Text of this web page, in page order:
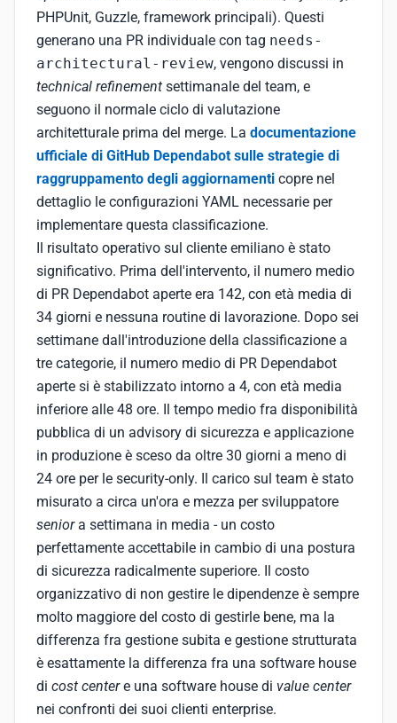
PHPUnit, Guzzle, framework principali). Questi
generano una PR individuale con tag needs-
architectural-review, vengono discussi in
technical refinement settimanale del team, e
seguono il normale ciclo di valutazione
architetturale prima del merge. La documentazione
ufficiale di GitHub Dependabot sulle strategie di
raggruppamento degli aggiornamenti copre nel
dettaglio le configurazioni YAML necessarie per
implementare questa classificazione.
Il risultato operativo sul cliente emiliano è stato
significativo. Prima dell'intervento, il numero medio
di PR Dependabot aperte era 142, con età media di
34 giorni e nessuna routine di lavorazione. Dopo sei
settimane dall'introduzione della classificazione a
tre categorie, il numero medio di PR Dependabot
aperte si è stabilizzato intorno a 4, con età media
inferiore alle 48 ore. Il tempo medio fra disponibilità
pubblica di un advisory di sicurezza e applicazione
in produzione è sceso da oltre 30 giorni a meno di
24 ore per le security-only. Il carico sul team è stato
misurato a circa un'ora e mezza per sviluppatore
seniora settimana in media - un costo
perfettamente accettabile in cambio di una postura
di sicurezza radicalmente superiore. Il costo
organizzativo di non gestire le dipendenze è sempre
molto maggiore del costo di gestirle bene, ma la
differenza fra gestione subita e gestione strutturata
è esattamente la differenza fra una software house
di cost centere una software house di value center
nei confronti dei suoi clienti enterprise.